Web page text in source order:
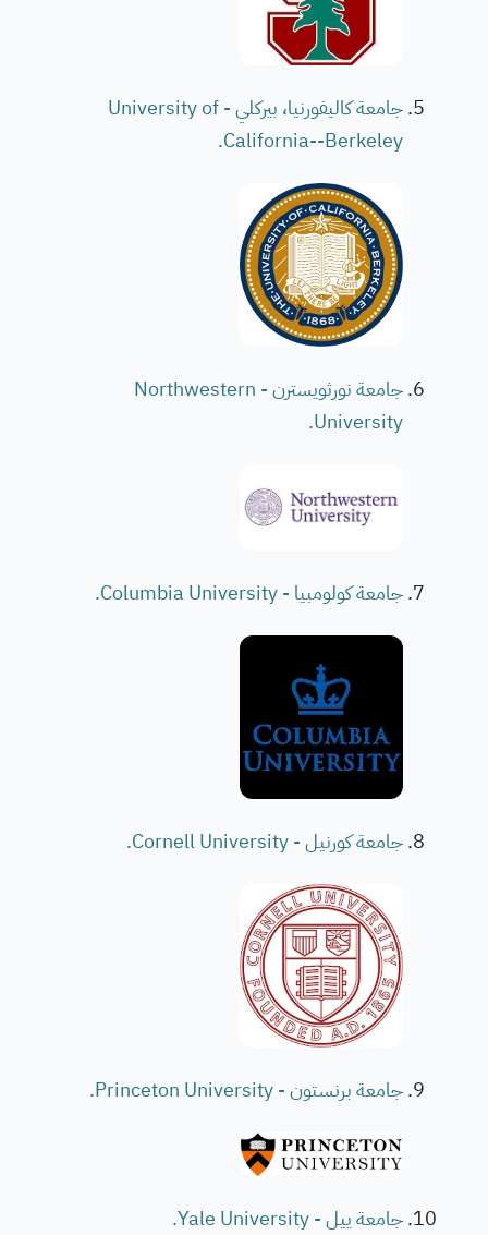
جامعة كاليفورنيا، بيركلي - University of
California--Berkeley.
جامعة نورثويسترن - Northwestern
University.
جامعة كولومبيا - Columbia University.
جامعة كورنيل - Cornell University.
جامعة برنستون - Princeton University.
جامعة ييل - Yale University.